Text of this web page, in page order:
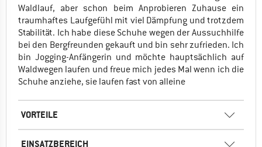
Waldlauf, aber schon beim Anprobieren Zuhause ein
traumhaftes Laufgefühl mit viel Dämpfung und trotzdem
Stabilität. Ich habe diese Schuhe wegen der Aussuchhilfe
bei den Bergfreunden gekauft und bin sehr zufrieden. Ich
bin Jogging-Anfängerin und möchte hauptsächlich auf
Waldwegen laufen und freue mich jedes Mal wenn ich die
Schuhe anziehe, sie laufen fast von alleine
VORTEILE
EINSATZBEREICH